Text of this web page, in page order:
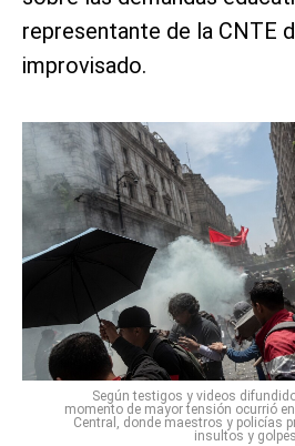
representante de la CNTE
improvisado.
Según testigos y videos
momento de mayor tensión ocurrió
Central, donde maestros y policías
insultos y